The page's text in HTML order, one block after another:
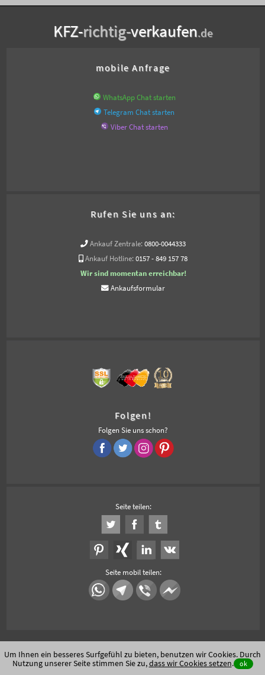
KFZ-richtig-verkaufen.de
mobile Anfrage
WhatsApp Chat starten
Telegram Chat starten
Viber Chat starten
Rufen Sie uns an:
Ankauf Zentrale: 0800-0044333
Ankauf Hotline: 0157 - 849 157 78
Wir sind momentan erreichbar!
Ankaufsformular
Folgen!
Folgen Sie uns schon?
Seite teilen:
Seite mobil teilen:
Um Ihnen ein besseres Surfgefühl zu bieten, benutzen wir Cookies. Durch
Nutzung unserer Seite stimmen Sie zu,dass wir Cookies setzen. ok